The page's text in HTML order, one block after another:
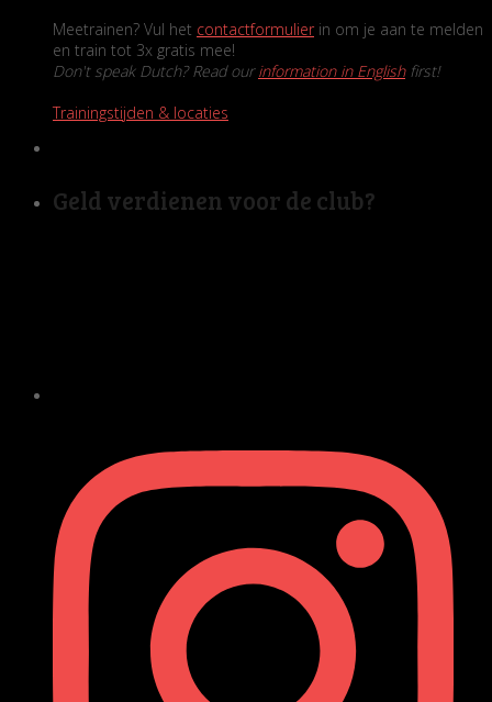
Meetrainen? Vul het contactformulierin om je aan te melden
en train tot 3x gratis mee!
Don't speak Dutch? Read ourinformation in Englishfirst!
Trainingstijden & locaties
Geld verdienen voor de club?